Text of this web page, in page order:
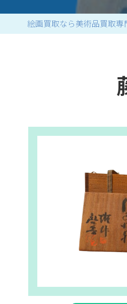
中国骨董品買取
絵画買取なら美術品買取専